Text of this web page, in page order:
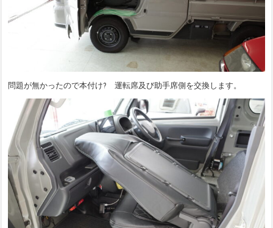
問題が無かったので本付け? 運転席及び助手席側を交換します。